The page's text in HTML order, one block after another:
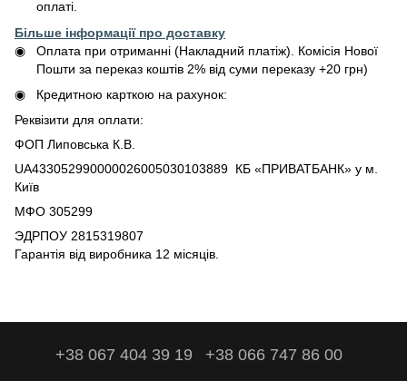
оплаті.
Більше інформації про доставку
Оплата при отриманні (Накладний платіж). Комісія Нової
Пошти за переказ коштів 2% від суми переказу +20 грн)
Кредитною карткою на рахунок:
Реквізити для оплати:
ФОП Липовська К.В.
UA433052990000026005030103889 КБ «ПРИВАТБАНК» у м.
Київ
МФО 305299
ЭДРПОУ 2815319807
Гарантія від виробника 12 місяців.
+38 067 404 39 19 +38 066 747 86 00